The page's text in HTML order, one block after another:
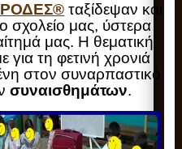
ΡΟΔΕΣ® ταξίδεψαν και
σχολείο μας, ύστερα
μας. Η θεματική
για τη φετινή χρονιά
στον συναρπαστικό
συναισθημάτων.